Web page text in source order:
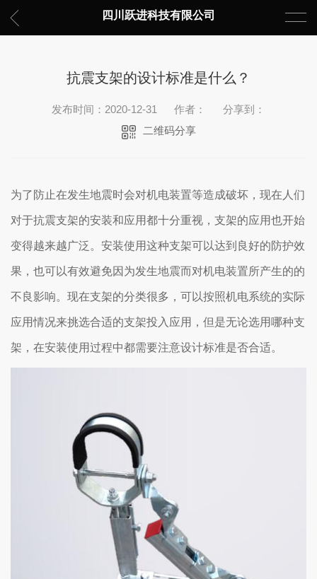
四川跃进科技有限公司
抗震支架的设计标准是什么？
发布时间：2020-12-31 作者：
分享到：
二维码分享
为了防止在发生地震时会对机电装置等造成破坏，现在人们
对于抗震支架的安装和应用都十分重视，支架的应用也开始
变得越来越广泛。安装使用这种支架可以达到良好的防护效
果，也可以有效避免因为发生地震而对机电装置所产生的的
不良影响。现在支架的分类很多，可以按照机电系统的实际
应用情况来挑选合适的支架投入应用，但是无论选用哪种支
架，在安装使用过程中都需要注意设计标准是否合适。